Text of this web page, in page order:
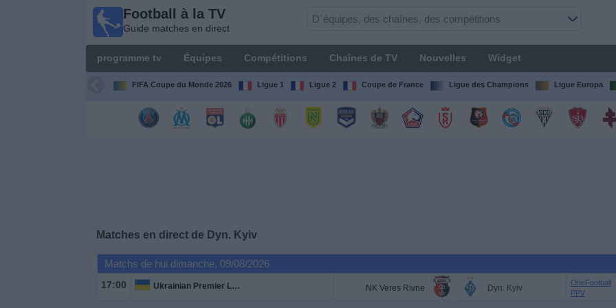
Football à la TV
Guide matches en direct
programme tv Équipes Compétitions Chaînes de TV Nouvelles Widget
FIFA Coupe du Monde 2026 Ligue 1 Ligue 2 Coupe de France Ligue des Champions Ligue Europa
Matches en direct de Dyn. Kyiv
Matchs de hui dimanche, 09/08/2026
17:00 Ukrainian Premier League NK Veres Rivne Dyn. Kyiv
OneFootball
PPV